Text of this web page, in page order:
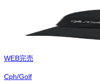
WEB完売
Cph/Golf